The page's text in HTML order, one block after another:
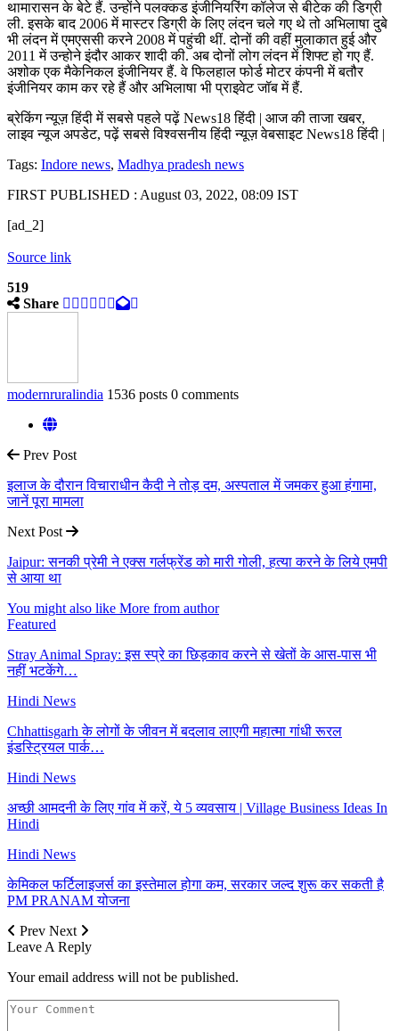
थामारासन के बेटे हैं. उन्होंने पलक्कड इंजीनियरिंग कॉलेज से बीटेक की डिग्री
ली. इसके बाद 2006 में मास्टर डिग्री के लिए लंदन चले गए थे तो अभिलाषा दुबे
भी लंदन में एमएससी करने 2008 में पहुंची थीं. दोनों की वहीं मुलाकात हुई और
2011 में उन्होने इंदौर आकर शादी की. अब दोनों लोग लंदन में शिफ्ट हो गए हैं.
अशोक एक मैकेनिकल इंजीनियर हैं. वे फिलहाल फोर्ड मोटर कंपनी में बतौर
इंजीनियर काम कर रहे हैं और अभिलाषा भी प्राइवेट जॉब में हैं.
ब्रेकिंग न्यूज़ हिंदी में सबसे पहले पढ़ें News18 हिंदी | आज की ताजा खबर,
लाइव न्यूज अपडेट, पढ़ें सबसे विश्वसनीय हिंदी न्यूज़ वेबसाइट News18 हिंदी |
Tags: Indore news, Madhya pradesh news
FIRST PUBLISHED : August 03, 2022, 08:09 IST
[ad_2]
Source link
519
Share
modernruralindia 1536 posts 0 comments
Prev Post
इलाज के दौरान विचाराधीन कैदी ने तोड़ दम, अस्पताल में जमकर हुआ हंगामा,
जानें पूरा मामला
Next Post
Jaipur: सनकी प्रेमी ने एक्स गर्लफ्रेंड को मारी गोली, हत्या करने के लिये एमपी
से आया था
You might also like More from author
Featured
Stray Animal Spray: इस स्प्रे का छिड़काव करने से खेतों के आस-पास भी
नहीं भटकेंगे…
Hindi News
Chhattisgarh के लोगों के जीवन में बदलाव लाएगी महात्मा गांधी रूरल
इंडस्ट्रियल पार्क…
Hindi News
अच्छी आमदनी के लिए गांव में करें, ये 5 व्यवसाय | Village Business Ideas In
Hindi
Hindi News
केमिकल फर्टिलाइजर्स का इस्तेमाल होगा कम, सरकार जल्द शुरू कर सकती है
PM PRANAM योजना
Prev Next
Leave A Reply
Your email address will not be published.